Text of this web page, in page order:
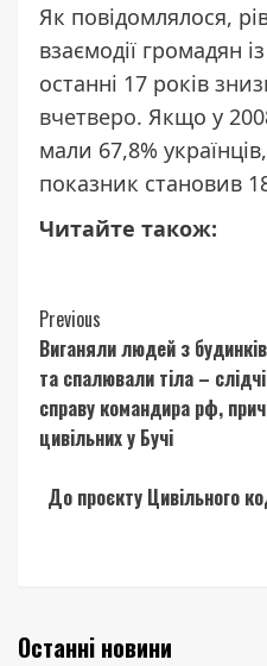
Як повідомлялося,
взаємодії громадян
останні 17 років
вчетверо. Якщо у
мали 67,8%
показник становив
Читайте також:
Continue
Reading
Previous
Виганяли людей з
та спалювали тіла –
справу командира рф,
цивільних у Бучі
До проєкту Цивільного
Останні новини